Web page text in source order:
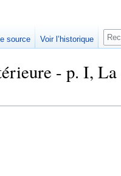
- p. I,
source Voir l’historique